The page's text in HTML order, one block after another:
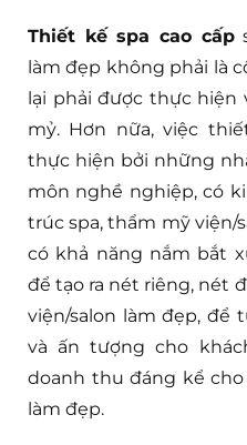
Thiết kế spa cao cấp
làm đẹp không phải là
lại phải được thực
mỷ. Hơn nữa, việc
thực hiện bởi những
môn nghề nghiệp, có
trúc spa, thẩm mỹ viện/
có khả năng nắm bắt
để tạo ra nét riêng, nét
viện/salon làm đẹp, để
và ấn tượng cho
doanh thu đáng kể cho
làm đẹp.